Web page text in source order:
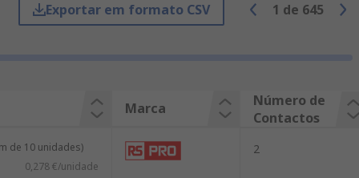
Exportar em formato CSV 1 de 645
Marca
Número de
Contactos
de 10 unidades)
0,278 €/unidade
2